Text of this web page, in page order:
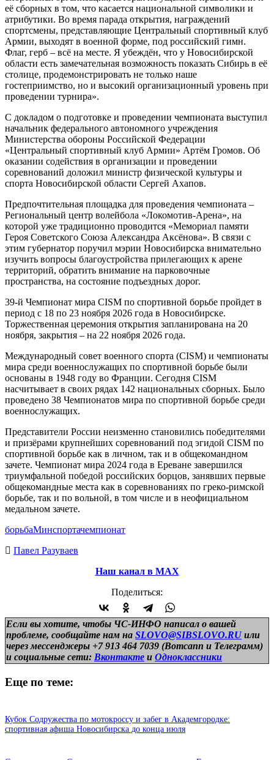
её сборных в том, что касается национальной символики и
атрибутики. Во время парада открытия, награждений
спортсмены, представляющие Центральный спортивный клуб
Армии, выходят в военной форме, под российский гимн.
Флаг, герб – всё на месте. Я убеждён, что у Новосибирской
области есть замечательная возможность показать Сибирь в её
столице, продемонстрировать не только наше
гостеприимство, но и высокий организационный уровень при
проведении турнира».
С докладом о подготовке и проведении чемпионата выступил
начальник федерального автономного учреждения
Министерства обороны Российской Федерации
«Центральный спортивный клуб Армии» Артём Громов. Об
оказании содействия в организации и проведении
соревнований доложил министр физической культуры и
спорта Новосибирской области Сергей Ахапов.
Предпочтительная площадка для проведения чемпионата –
Региональный центр волейбола «Локомотив-Арена», на
которой уже традиционно проводится «Мемориал памяти
Героя Советского Союза Александра Аксёнова». В связи с
этим губернатор поручил мэрии Новосибирска внимательно
изучить вопросы благоустройства прилегающих к арене
территорий, обратить внимание на парковочные
пространства, на состояние подъездных дорог.
39-й Чемпионат мира CISM по спортивной борьбе пройдет в
период с 18 по 23 ноября 2026 года в Новосибирске.
Торжественная церемония открытия запланирована на 20
ноября, закрытия – на 22 ноября 2026 года.
Международный совет военного спорта (CISM) и чемпионаты
мира среди военнослужащих по спортивной борьбе были
основаны в 1948 году во Франции. Сегодня CISM
насчитывает в своих рядах 142 национальных сборных. Было
проведено 38 Чемпионатов мира по спортивной борьбе среди
военнослужащих.
Представители России неизменно становились победителями
и призёрами крупнейших соревнований под эгидой CISM по
спортивной борьбе как в личном, так и в общекомандном
зачете. Чемпионат мира 2024 года в Ереване завершился
триумфальной победой российских борцов, занявших первые
общекомандные места как в соревнованиях по греко-римской
борьбе, так и по вольной, в том числе и в неофициальном
медальном зачете.
борьбаМинспортачемпионат
Павел Разуваев
Наш канал в МАХ
Поделиться:
Если вы хотите, чтобы ЧС-ИНФО написал о вашей
проблеме, сообщайте нам на SLOVO@SIBSLOVO.RU или
через мессенджеры +7 913 464 7039 (Вотсапп и Телеграмм)
и социальные сети: Вконтакте и Одноклассники
Еще по теме:
Кубок Содружества по мотокроссу и забег в Академгородке:
спортивная афиша Новосибирска до конца июля